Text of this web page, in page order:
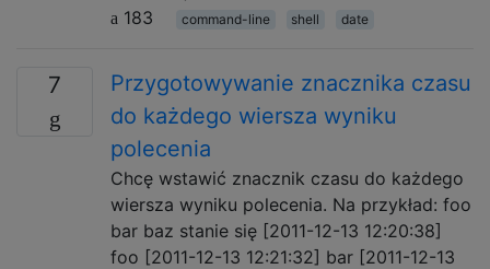
183
command-line shell date
7
Przygotowywanie znacznika czasu
do każdego wiersza wyniku
polecenia
Chcę wstawić znacznik czasu do każdego
wiersza wyniku polecenia. Na przykład: foo
bar baz stanie się [2011-12-13 12:20:38]
foo [2011-12-13 12:21:32] bar [2011-12-13